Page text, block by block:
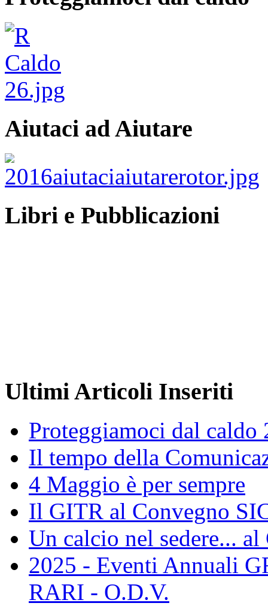
Aiutaci ad Aiutare
Libri e Pubblicazioni
Ultimi Articoli Inseriti
Proteggiamoci dal caldo
Il tempo della
4 Maggio è per sempre
Il GITR al Convegno
Un calcio nel sedere...
2025 - Eventi Annuali
RARI - O.D.V.